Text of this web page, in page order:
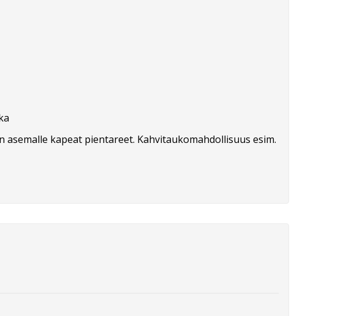
kapeat pientareet. Kahvitaukomahdollisuus esim.